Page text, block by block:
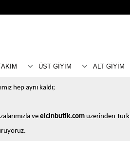
ÜST GİYİM ALT GİYİM
hep aynı kaldı;
ve elcinbutik.com üzerinden